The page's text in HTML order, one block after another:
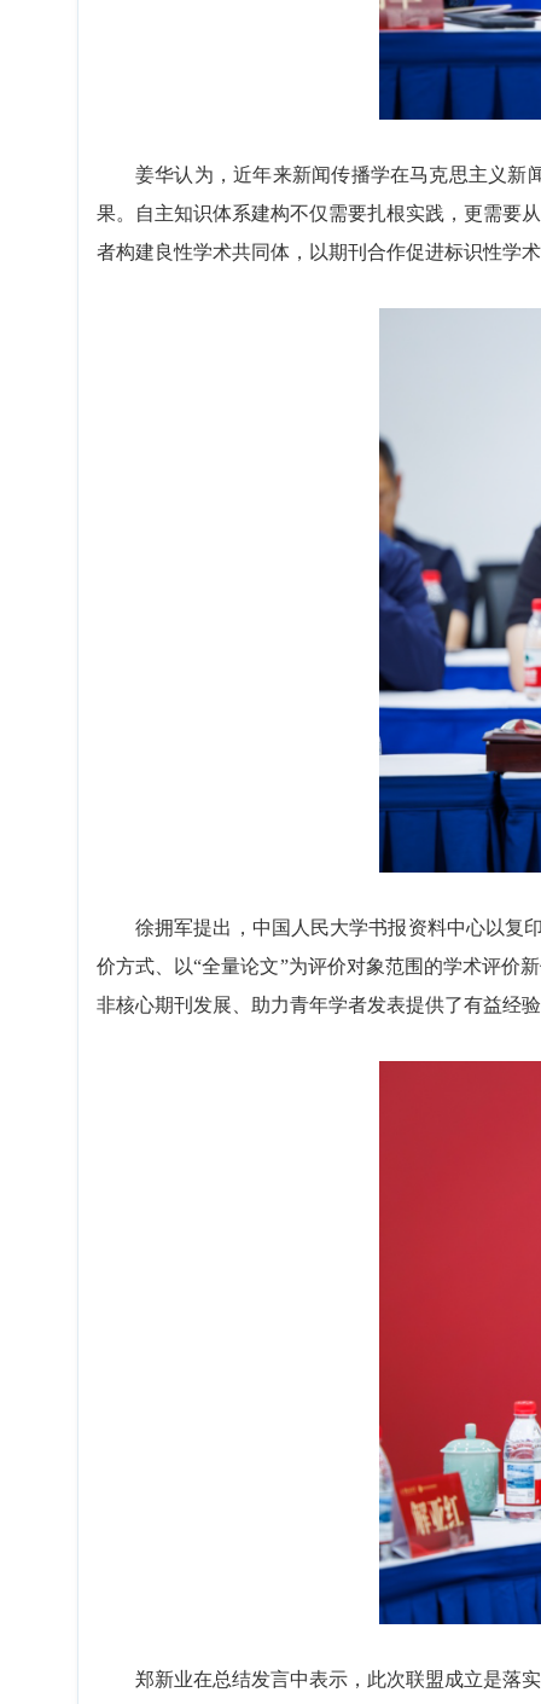
姜华认为，近年来新闻传播学在马克思主义新
果。自主知识体系建构不仅需要扎根实践，更需要
者构建良性学术共同体，以期刊合作促进标识性学
徐拥军提出，中国人民大学书报资料中心以复
价方式、以“全量论文”为评价对象范围的学术评价
非核心期刊发展、助力青年学者发表提供了有益经
郑新业在总结发言中表示，此次联盟成立是落